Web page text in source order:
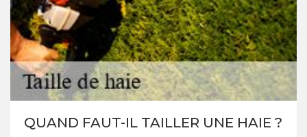
QUAND FAUT-IL TAILLER UNE HAIE ?